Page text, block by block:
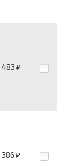
483 ₽
386 ₽